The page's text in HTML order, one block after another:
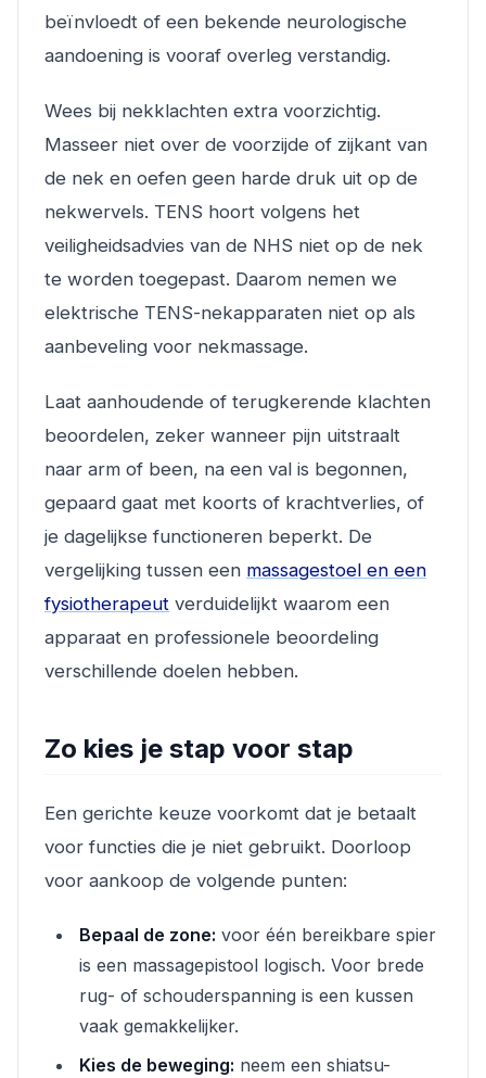
beïnvloedt of een bekende neurologische
aandoening is vooraf overleg verstandig.
Wees bij nekklachten extra voorzichtig.
Masseer niet over de voorzijde of zijkant van
de nek en oefen geen harde druk uit op de
nekwervels. TENS hoort volgens het
veiligheidsadvies van de NHS niet op de nek
te worden toegepast. Daarom nemen we
elektrische TENS-nekapparaten niet op als
aanbeveling voor nekmassage.
Laat aanhoudende of terugkerende klachten
beoordelen, zeker wanneer pijn uitstraalt
naar arm of been, na een val is begonnen,
gepaard gaat met koorts of krachtverlies, of
je dagelijkse functioneren beperkt. De
vergelijking tussen een massagestoel en een
fysiotherapeut verduidelijkt waarom een
apparaat en professionele beoordeling
verschillende doelen hebben.
Zo kies je stap voor stap
Een gerichte keuze voorkomt dat je betaalt
voor functies die je niet gebruikt. Doorloop
voor aankoop de volgende punten:
Bepaal de zone: voor één bereikbare spier
is een massagepistool logisch. Voor brede
rug- of schouderspanning is een kussen
vaak gemakkelijker.
Kies de beweging: neem een shiatsu-